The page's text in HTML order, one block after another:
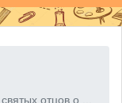
отцов о ...